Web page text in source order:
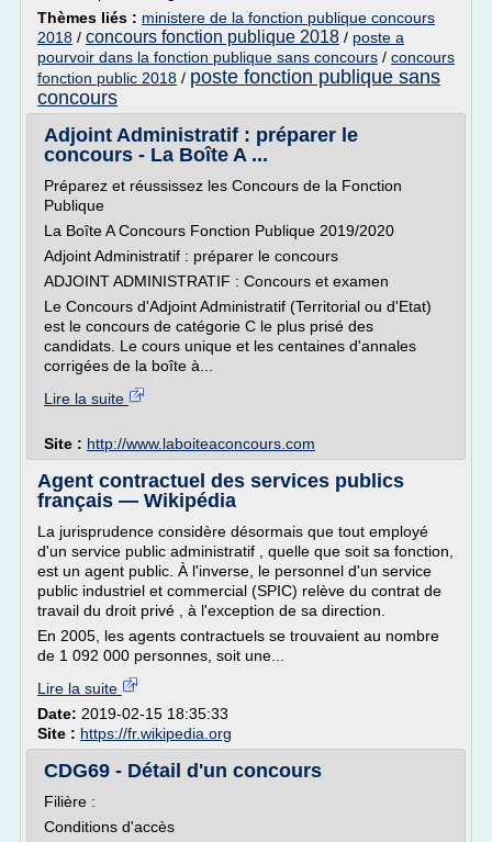
Thèmes liés : ministere de la fonction publique concours
2018 / concours fonction publique 2018 / poste a
pourvoir dans la fonction publique sans concours / concours
fonction public 2018 / poste fonction publique sans
concours
Adjoint Administratif : préparer le
concours - La Boîte A ...
Préparez et réussissez les Concours de la Fonction
Publique
La Boîte A Concours Fonction Publique 2019/2020
Adjoint Administratif : préparer le concours
ADJOINT ADMINISTRATIF : Concours et examen
Le Concours d'Adjoint Administratif (Territorial ou d'Etat)
est le concours de catégorie C le plus prisé des
candidats. Le cours unique et les centaines d'annales
corrigées de la boîte à...
Lire la suite
Site : http://www.laboiteaconcours.com
Agent contractuel des services publics
français — Wikipédia
La jurisprudence considère désormais que tout employé
d'un service public administratif , quelle que soit sa fonction,
est un agent public. À l'inverse, le personnel d'un service
public industriel et commercial (SPIC) relève du contrat de
travail du droit privé , à l'exception de sa direction.
En 2005, les agents contractuels se trouvaient au nombre
de 1 092 000 personnes, soit une...
Lire la suite
Date: 2019-02-15 18:35:33
Site : https://fr.wikipedia.org
CDG69 - Détail d'un concours
Filière :
Conditions d'accès